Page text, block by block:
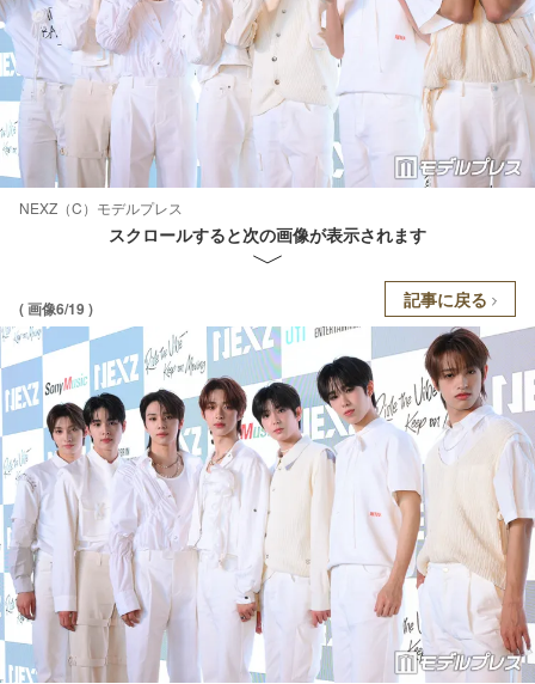
NEXZ（C）モデルプレス
スクロールすると次の画像が表示されます
( 画像6/19 ) 記事に戻る